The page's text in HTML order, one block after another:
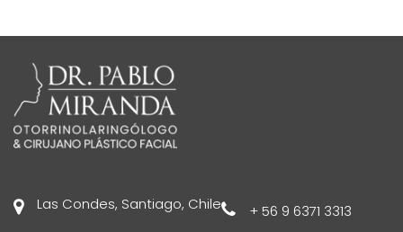
Las Condes, Santiago, Chile
+ 56 9 6371 3313